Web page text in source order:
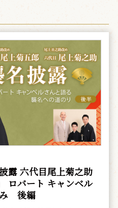
露 六代目尾上菊之助
ロバート キャンベル
み 後編